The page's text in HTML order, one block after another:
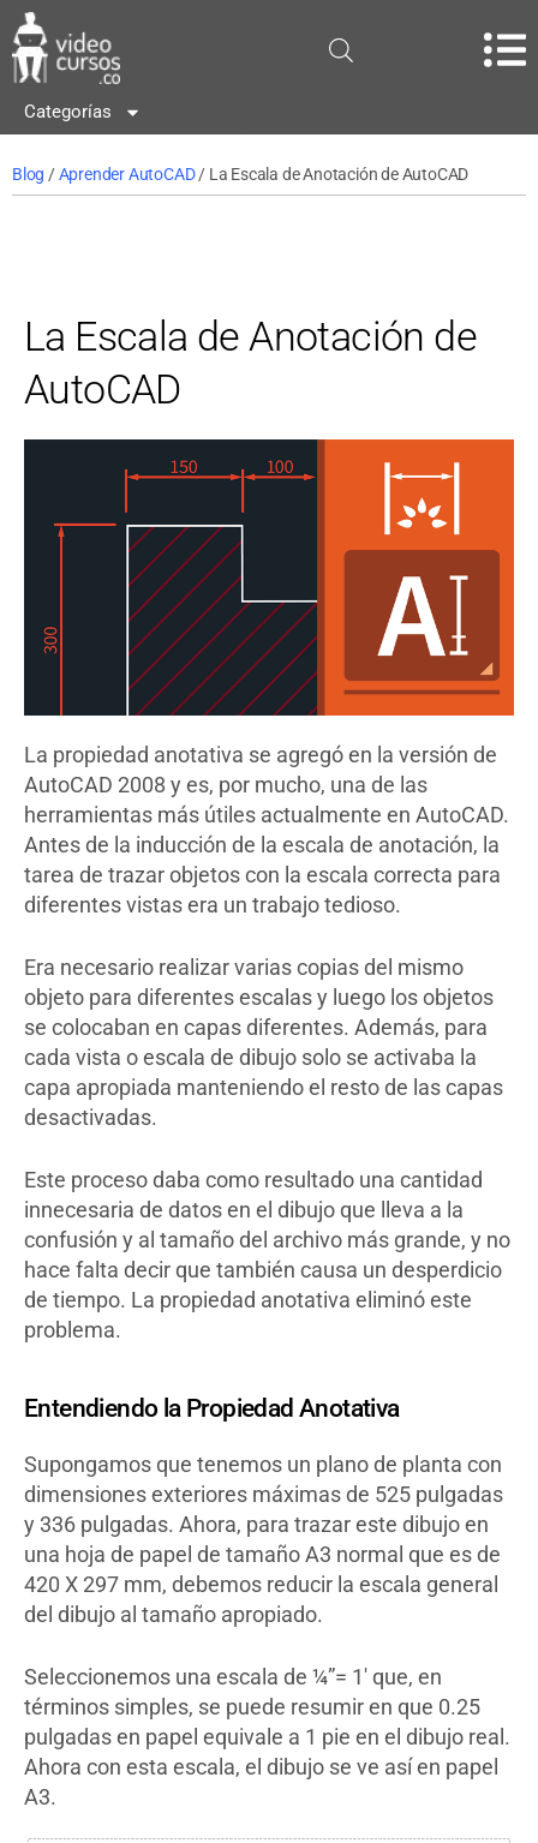
Categorías
Blog /Aprender AutoCAD/ La Escala de Anotación de AutoCAD
La Escala de Anotación de
AutoCAD
La propiedad anotativa se agregó en la versión de
AutoCAD 2008 y es, por mucho, una de las
herramientas más útiles actualmente en AutoCAD.
Antes de la inducción de la escala de anotación, la
tarea de trazar objetos con la escala correcta para
diferentes vistas era un trabajo tedioso.
Era necesario realizar varias copias del mismo
objeto para diferentes escalas y luego los objetos
se colocaban en capas diferentes. Además, para
cada vista o escala de dibujo solo se activaba la
capa apropiada manteniendo el resto de las capas
desactivadas.
Este proceso daba como resultado una cantidad
innecesaria de datos en el dibujo que lleva a la
confusión y al tamaño del archivo más grande, y no
hace falta decir que también causa un desperdicio
de tiempo. La propiedad anotativa eliminó este
problema.
Entendiendo la Propiedad Anotativa
Supongamos que tenemos un plano de planta con
dimensiones exteriores máximas de 525 pulgadas
y 336 pulgadas. Ahora, para trazar este dibujo en
una hoja de papel de tamaño A3 normal que es de
420 X 297 mm, debemos reducir la escala general
del dibujo al tamaño apropiado.
Seleccionemos una escala de ¼”= 1′ que, en
términos simples, se puede resumir en que 0.25
pulgadas en papel equivale a 1 pie en el dibujo real.
Ahora con esta escala, el dibujo se ve así en papel
A3.